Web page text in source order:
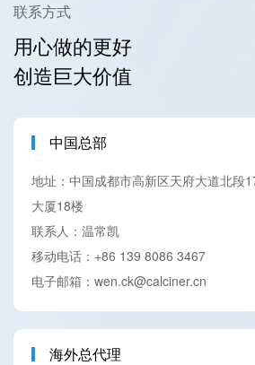
联系方式
用心做的更好
创造巨大价值
中国总部
地址：中国成都市高新区天府大道北段
大厦18楼
联系人：温常凯
移动电话：+86 139 8086 3467
电子邮箱：wen.ck@calciner.cn
海外总代理